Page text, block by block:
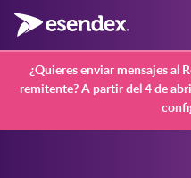
¿Quieres enviar mensajes al
remitente? A partir del 4 de